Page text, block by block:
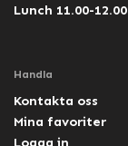
Lunch 11.00-12.00
Handla
Kontakta oss
Mina favoriter
Logga in